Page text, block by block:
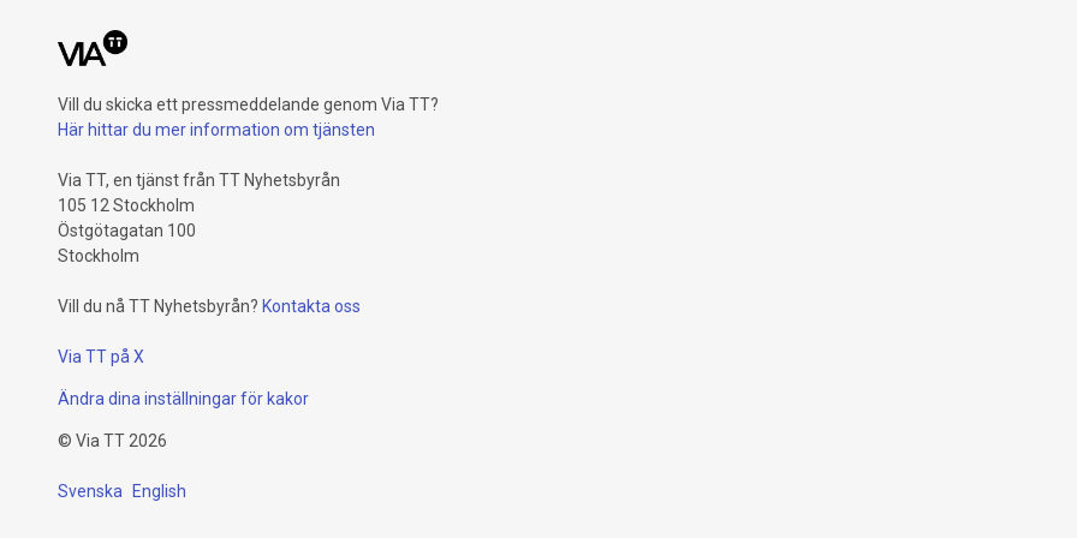
Vill du skicka ett pressmeddelande genom Via TT?
Här hittar du mer information om tjänsten
Via TT, en tjänst från TT Nyhetsbyrån
105 12 Stockholm
Östgötagatan 100
Stockholm
Vill du nå TT Nyhetsbyrån? Kontakta oss
Via TT på X
Ändra dina inställningar för kakor
© Via TT 2026
Svenska English